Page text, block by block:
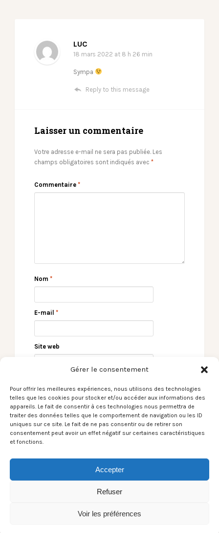
Gérer le consentement
Pour offrir les meilleures expériences, nous utilisons des technologies
telles que les cookies pour stocker et/ou accéder aux informations des
appareils. Le fait de consentir à ces technologies nous permettra de
traiter des données telles que le comportement de navigation ou les ID
uniques sur ce site. Le fait de ne pas consentir ou de retirer son
consentement peut avoir un effet négatif sur certaines caractéristiques
et fonctions.
Accepter
Refuser
Voir les préférences
LUC
18 mars 2022 at 8 h 26 min
Sympa
Reply to this message
Laisser un commentaire
Votre adresse e-mail ne sera pas publiée. Les
champs obligatoires sont indiqués avec *
Commentaire *
Nom *
E-mail *
Site web
Sofi Tukker / Original
← Le Son du moment –
Anne Paceo / Reste un